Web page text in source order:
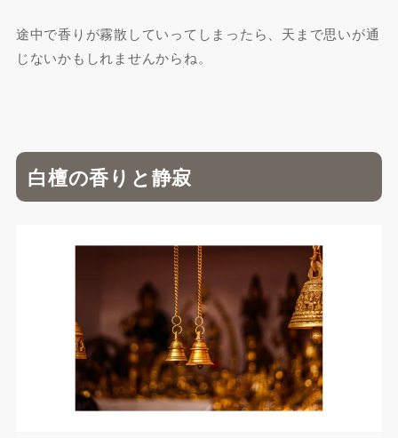
途中で香りが霧散していってしまったら、天まで思いが通
じないかもしれませんからね。
白檀の香りと静寂